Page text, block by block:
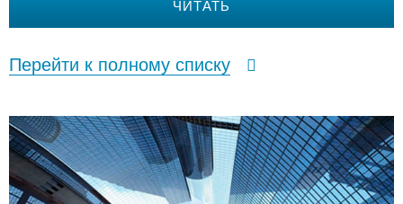
ЧИТАТЬ
Перейти к полному списку